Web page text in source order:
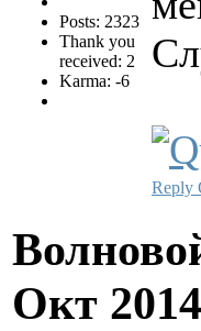
Posts: 2323
Thank you
received: 2
Karma: -6
Reply
Окт